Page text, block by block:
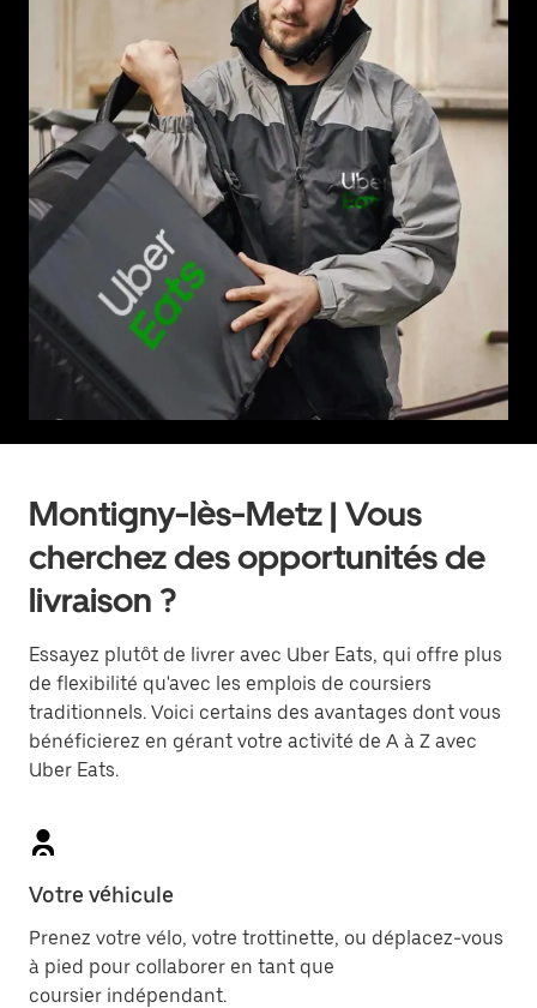
Montigny-lès-Metz | Vous
cherchez des opportunités de
livraison ?
Essayez plutôt de livrer avec Uber Eats, qui offre plus
de flexibilité qu'avec les emplois de coursiers
traditionnels. Voici certains des avantages dont vous
bénéficierez en gérant votre activité de A à Z avec
Uber Eats.
Votre véhicule
Prenez votre vélo, votre trottinette, ou déplacez-vous
à pied pour collaborer en tant que
coursier indépendant.